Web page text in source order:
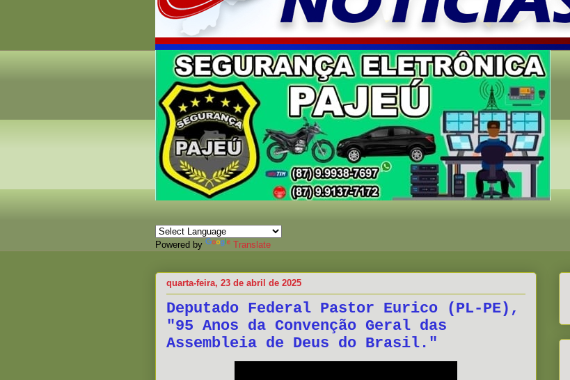
Powered by Translate
quarta-feira, 23 de abril de 2025
Deputado Federal Pastor Eurico (PL-PE),
"95 Anos da Convenção Geral das
Assembleia de Deus do Brasil."